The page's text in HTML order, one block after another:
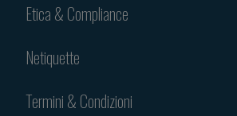
Etica & Compliance
Netiquette
Termini & Condizioni